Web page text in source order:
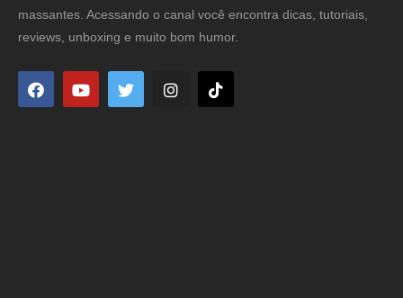
massantes. Acessando o canal você encontra dicas, tutoriais,
reviews, unboxing e muito bom humor.